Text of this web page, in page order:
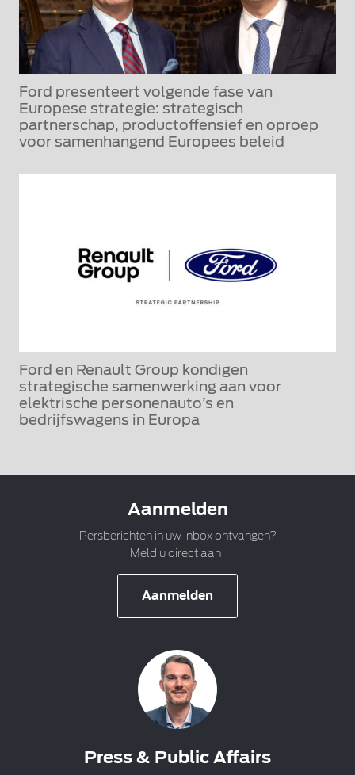
Ford presenteert volgende fase van
Europese strategie: strategisch
partnerschap, productoffensief en oproep
voor samenhangend Europees beleid
Ford en Renault Group kondigen
strategische samenwerking aan voor
elektrische personenauto’s en
bedrijfswagens in Europa
Aanmelden
Persberichten in uw inbox ontvangen?
Meld u direct aan!
Aanmelden
Press & Public Affairs